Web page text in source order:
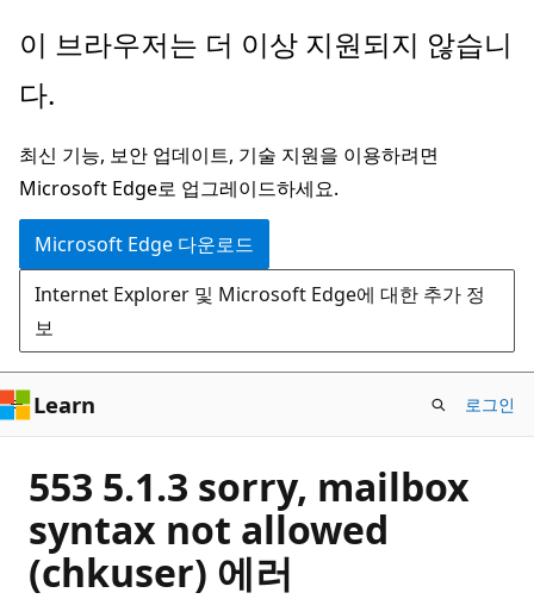
주
콘
츠
로
건
너
뛰
기
이 브라우저는 더 이상 지원되지 않습니
다.
최신 기능, 보안 업데이트, 기술 지원을 이용하려면
Microsoft Edge로 업그레이드하세요.
Microsoft Edge 다운로드
Internet Explorer 및 Microsoft Edge에 대한 추가 정
보
Learn 로그인
553 5.1.3 sorry, mailbox
syntax not allowed
(chkuser) 에러